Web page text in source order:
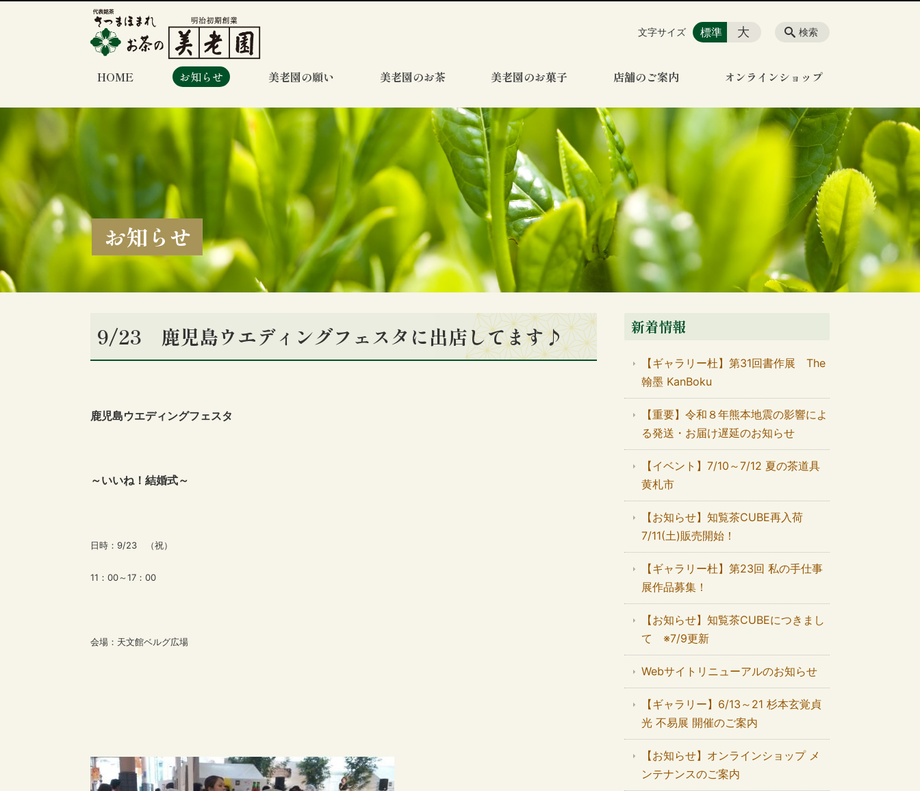
HOME お知らせ 美老園の願い 美老園のお茶 美老園のお菓子 店舗のご案内 オンラインショップ
検索
文字サイズ 標準 大
お知らせ
9/23 鹿児島ウエディングフェスタに出店してます♪
鹿児島ウエディングフェスタ
～いいね！結婚式～
日時：9/23 （祝）
11：00～17：00
会場：天文館ベルグ広場
新着情報
【ギャラリー杜】第31回書作展 The
翰墨 KanBoku
【重要】令和８年熊本地震の影響によ
る発送・お届け遅延のお知らせ
【イベント】7/10～7/12 夏の茶道具
黄札市
【お知らせ】知覧茶CUBE再入荷
7/11(土)販売開始！
【ギャラリー杜】第23回 私の手仕事
展作品募集！
【お知らせ】知覧茶CUBEにつきまし
て ※7/9更新
Webサイトリニューアルのお知らせ
【ギャラリー】6/13～21 杉本玄覚貞
光 不易展 開催のご案内
【お知らせ】オンラインショップ メ
ンテナンスのご案内